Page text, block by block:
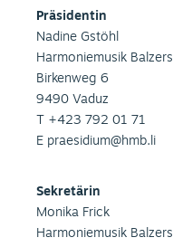
Präsidentin
Nadine Gstöhl
Harmoniemusik Balzers
Birkenweg 6
9490 Vaduz
T +423 792 01 71
E praesidium@hmb.li
Sekretärin
Monika Frick
Harmoniemusik Balzers